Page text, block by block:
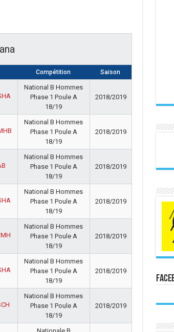
Compétition Saison
National B Hommes
Phase 1 Poule A
18/19
2018/2019
National B Hommes
Phase 1 Poule A
18/19
2018/2019
National B Hommes
Phase 1 Poule A
18/19
2018/2019
National B Hommes
Phase 1 Poule A
18/19
2018/2019
National B Hommes
Phase 1 Poule A
18/19
2018/2019
National B Hommes
Phase 1 Poule A
18/19
2018/2019
National B Hommes
Phase 1 Poule A
18/19
2018/2019